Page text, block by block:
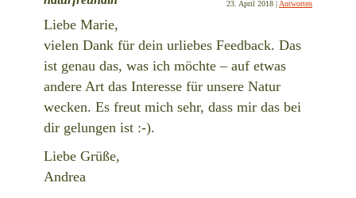
23. April 2018 |Antworten
Liebe Marie,
vielen Dank für dein urliebes Feedback. Das
ist genau das, was ich möchte – auf etwas
andere Art das Interesse für unsere Natur
wecken. Es freut mich sehr, dass mir das bei
dir gelungen ist :-).
Liebe Grüße,
Andrea